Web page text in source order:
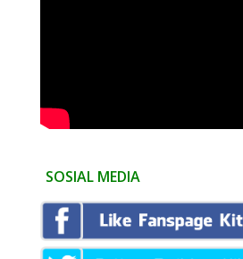
SOSIAL MEDIA